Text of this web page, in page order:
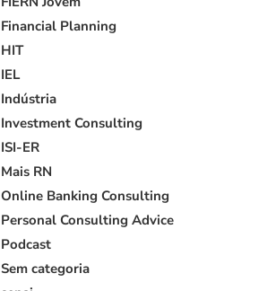
Financial Planning
HIT
IEL
Indústria
Investment Consulting
ISI-ER
Mais RN
Online Banking Consulting
Personal Consulting Advice
Podcast
Sem categoria